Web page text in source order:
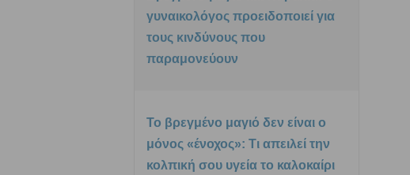
γυναικολόγος προειδοποιεί για
τους κινδύνους που
παραμονεύουν
Το βρεγμένο μαγιό δεν είναι ο
μόνος «ένοχος»: Τι απειλεί την
κολπική σου υγεία το καλοκαίρι